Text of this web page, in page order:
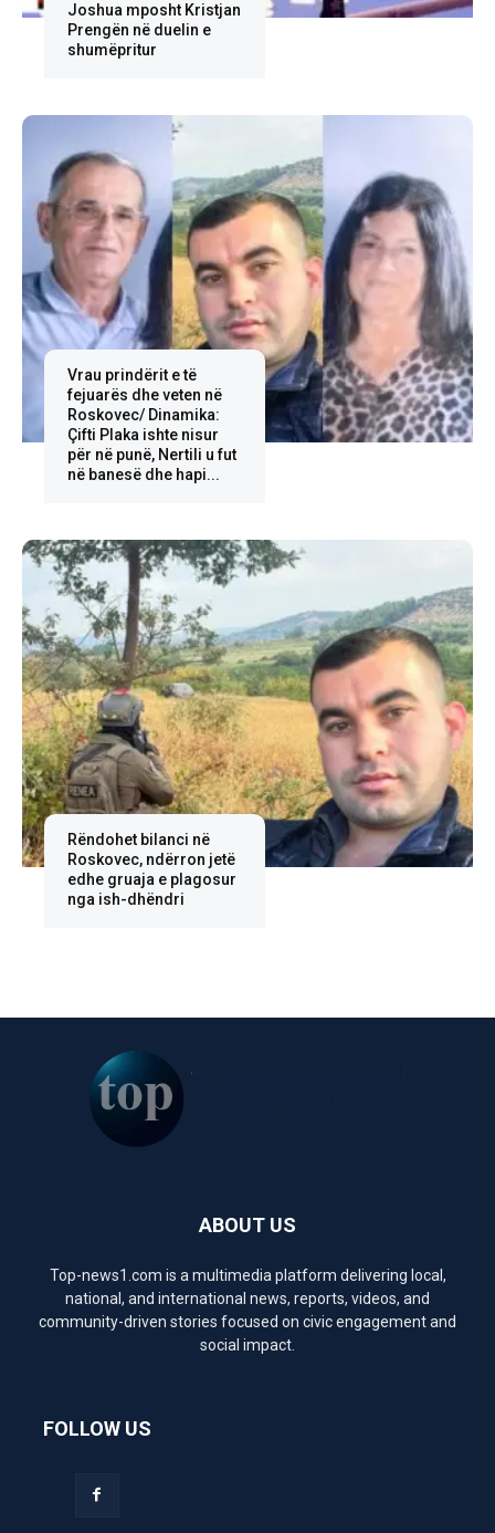
Joshua mposht Kristjan
Prengën në duelin e
shumëpritur
Vrau prindërit e të
fejuarës dhe veten në
Roskovec/ Dinamika:
Çifti Plaka ishte nisur
për në punë, Nertili u fut
në banesë dhe hapi...
Rëndohet bilanci në
Roskovec, ndërron jetë
edhe gruaja e plagosur
nga ish-dhëndri
ABOUT US
Top-news1.com is a multimedia platform delivering local,
national, and international news, reports, videos, and
community-driven stories focused on civic engagement and
social impact.
FOLLOW US